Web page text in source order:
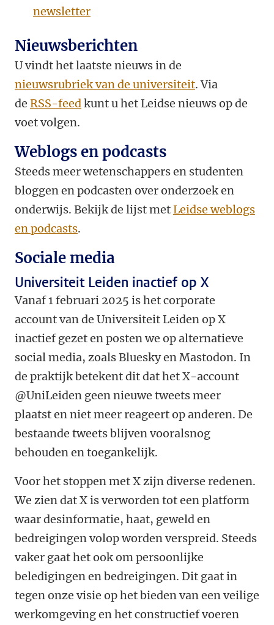
newsletter
Nieuwsberichten
U vindt het laatste nieuws in de
nieuwsrubriek van de universiteit. Via
de RSS-feedkunt u het Leidse nieuws op de
voet volgen.
Weblogs en podcasts
Steeds meer wetenschappers en studenten
bloggen en podcasten over onderzoek en
onderwijs. Bekijk de lijst metLeidse weblogs
en podcasts.
Sociale media
Universiteit Leiden inactief op X
Vanaf 1 februari 2025 is het corporate
account van de Universiteit Leiden op X
inactief gezet en posten we op alternatieve
social media, zoals Bluesky en Mastodon. In
de praktijk betekent dit dat het X-account
@UniLeiden geen nieuwe tweets meer
plaatst en niet meer reageert op anderen. De
bestaande tweets blijven vooralsnog
behouden en toegankelijk.
Voor het stoppen met X zijn diverse redenen.
We zien dat X is verworden tot een platform
waar desinformatie, haat, geweld en
bedreigingen volop worden verspreid. Steeds
vaker gaat het ook om persoonlijke
beledigingen en bedreigingen. Dit gaat in
tegen onze visie op het bieden van een veilige
werkomgeving en het constructief voeren